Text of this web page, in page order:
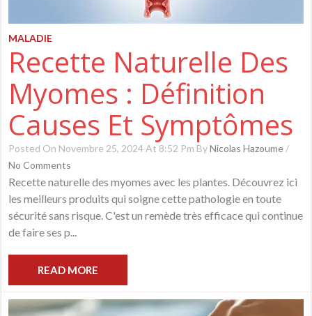
MALADIE
Recette Naturelle Des
Myomes : Définition
Causes Et Symptômes
Posted On Novembre 25, 2024 At 8:52 Pm ByNicolas Hazoume /
No Comments
Recette naturelle des myomes avec les plantes. Découvrez ici
les meilleurs produits qui soigne cette pathologie en toute
sécurité sans risque. C'est un remède très efficace qui continue
de faire ses p...
READ MORE